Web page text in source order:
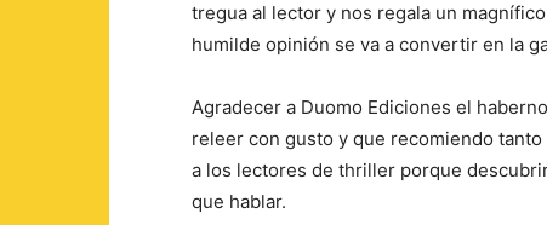
tregua al lector y nos regala un
humilde opinión se va a convertir en la
Agradecer a Duomo Ediciones el
releer con gusto y que recomiendo
a los lectores de thriller porque
que hablar.